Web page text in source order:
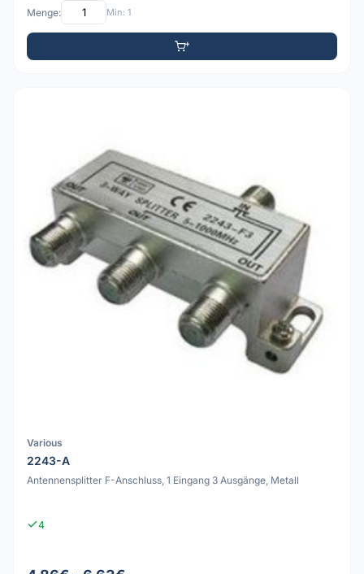
Menge: Min: 1
Various
2243-A
Antennensplitter F-Anschluss, 1 Eingang 3 Ausgänge, Metall
4